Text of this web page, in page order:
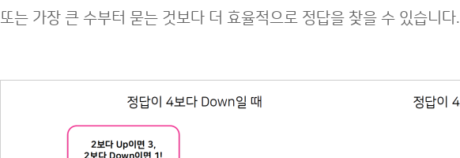
또는 가장 큰 수부터 묻는 것보다 더 효율적으로 정답을 찾을 수 있습니다.